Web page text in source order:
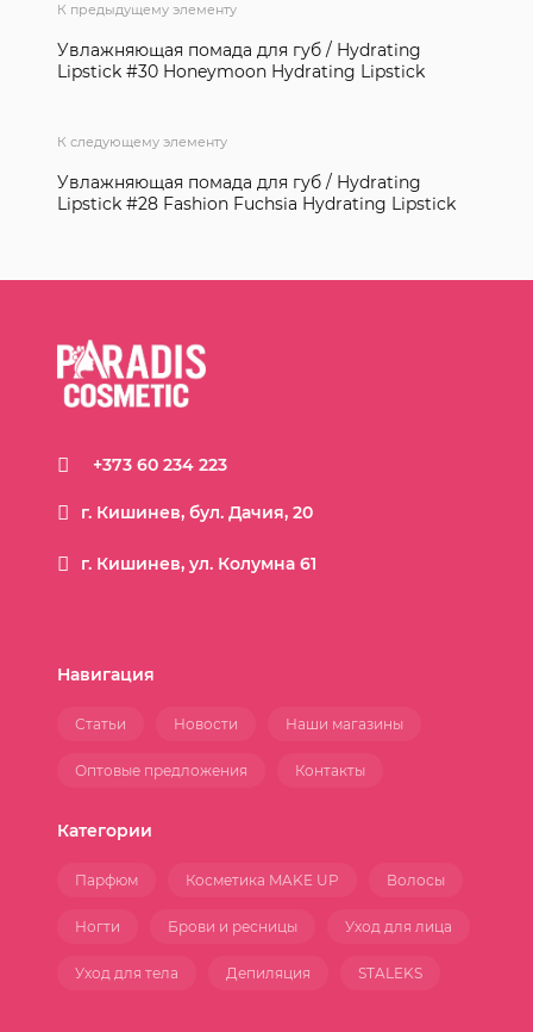
К предыдущему элементу
Увлажняющая помада для губ / Hydrating
Lipstick #30 Honeymoon Hydrating Lipstick
К следующему элементу
Увлажняющая помада для губ / Hydrating
Lipstick #28 Fashion Fuchsia Hydrating Lipstick
г. Кишинев, ул. Колумна 61
+373 60 234 223
г. Кишинев, бул. Дачия, 20
Статьи Новости Наши магазины
Оптовые предложения Контакты
Навигация
Парфюм Косметика MAKE UP Волосы
Ногти Брови и ресницы Уход для лица
Уход для тела Депиляция STALEKS
Категории